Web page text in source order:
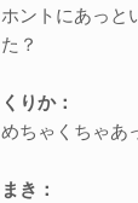
ホントにあっと
た？
くりか：
めちゃくちゃあ
まき：